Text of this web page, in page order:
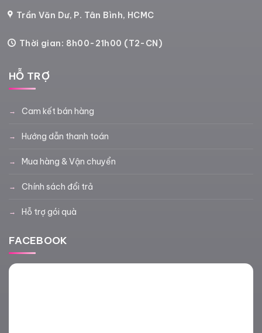
Trần Văn Dư, P. Tân Bình, HCMC
Thời gian: 8h00-21h00 (T2-CN)
HỖ TRỢ
Cam kết bán hàng
Hướng dẫn thanh toán
Mua hàng & Vận chuyển
Chính sách đổi trả
Hỗ trợ gói quà
FACEBOOK